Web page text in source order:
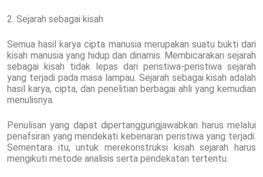
2. Sejarah sebagai kisah
Semua hasil karya cipta manusia merupakan suatu bukti dari
kisah manusia yang hidup dan dinamis. Membicarakan sejarah
sebagai kisah tidak lepas dari peristiwa-peristiwa sejarah
yang terjadi pada masa lampau. Sejarah sebagai kisah adalah
hasil karya, cipta, dan penelitian berbagai ahli yang kemudian
menulisnya.
Penulisan yang dapat dipertanggungjawabkan harus melalui
penafsiran yang mendekati kebenaran peristiwa yang terjadi.
Sementara itu, untuk merekonstruksi kisah sejarah harus
mengikuti metode analisis serta pendekatan tertentu.